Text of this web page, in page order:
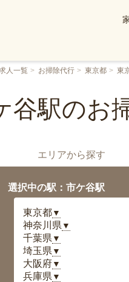
人一覧 お掃除代行 東京都 東
谷駅のお
エリアから探す
選択中の駅：市ケ谷駅
東京都▼
神奈川県 ▼
千葉県 ▼
埼玉県 ▼
大阪府▼
兵庫県 ▼